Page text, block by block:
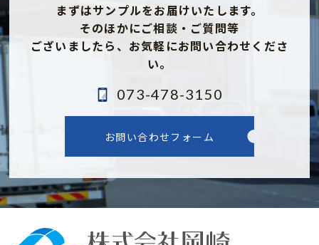
まずはサンプルをお届けいたします。
そのほかにご相談・ご質問等
ございましたら、 お気軽にお問い合わせくださ
い。
073-478-3150
お問い合わせフォーム